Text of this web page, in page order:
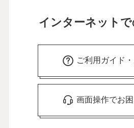
インターネット
ご利用ガイド
画面操作でお